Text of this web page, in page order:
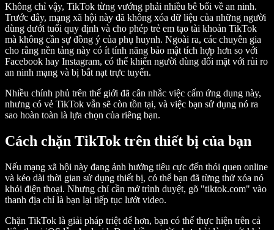
Không chỉ vậy, TikTok từng vướng phải nhiều bê bối về an ninh.
Trước đây, mạng xã hội này đã không xóa dữ liệu của những người
dùng dưới tuổi quy định và cho phép trẻ em tạo tài khoản TikTok
mà không cần sự đồng ý của phụ huynh. Ngoài ra, các chuyên gia
cho rằng nền tảng này có ít tính năng bảo mật tích hợp hơn so với
Facebook hay Instagram, có thể khiến người dùng đối mặt với rủi ro
an ninh mạng và bị bắt nạt trực tuyến.
Nhiều chính phủ trên thế giới đã cân nhắc việc cấm ứng dụng này,
nhưng có vẻ TikTok vẫn sẽ còn tồn tại, và việc bạn sử dụng nó ra
sao hoàn toàn là lựa chọn của riêng bạn.
Cách chặn TikTok trên thiết bị của bạn
Nếu mạng xã hội này đang ảnh hưởng tiêu cực đến thói quen online
và kéo dài thời gian sử dụng thiết bị, có thể bạn đã từng thử xóa nó
khỏi điện thoại. Nhưng chỉ cần mở trình duyệt, gõ "tiktok.com" vào
thanh địa chỉ là bạn lại tiếp tục lướt video.
Chặn TikTok là giải pháp triệt để hơn, bạn có thể thực hiện trên cả